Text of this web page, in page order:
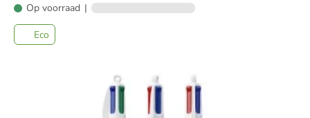
Op voorraad |
Eco